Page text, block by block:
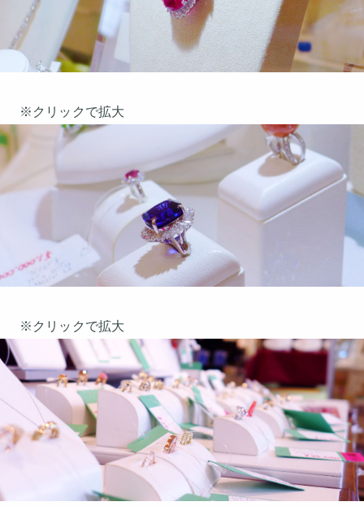
※クリックで拡大
※クリックで拡大